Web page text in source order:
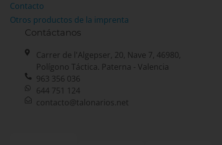
Contacto
Otros productos de la imprenta
Contáctanos
Carrer de l'Algepser, 20, Nave 7, 46980,
Polígono Táctica. Paterna - Valencia
963 356 036
644 751 124
contacto@talonarios.net